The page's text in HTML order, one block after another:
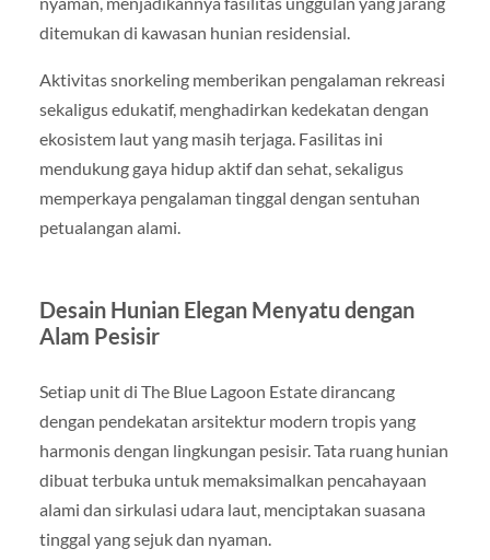
ditemukan di kawasan hunian residensial.
Aktivitas snorkeling memberikan pengalaman rekreasi
sekaligus edukatif, menghadirkan kedekatan dengan
ekosistem laut yang masih terjaga. Fasilitas ini
mendukung gaya hidup aktif dan sehat, sekaligus
memperkaya pengalaman tinggal dengan sentuhan
petualangan alami.
Desain Hunian Elegan Menyatu dengan
Alam Pesisir
Setiap unit di The Blue Lagoon Estate dirancang
dengan pendekatan arsitektur modern tropis yang
harmonis dengan lingkungan pesisir. Tata ruang hunian
dibuat terbuka untuk memaksimalkan pencahayaan
alami dan sirkulasi udara laut, menciptakan suasana
tinggal yang sejuk dan nyaman.